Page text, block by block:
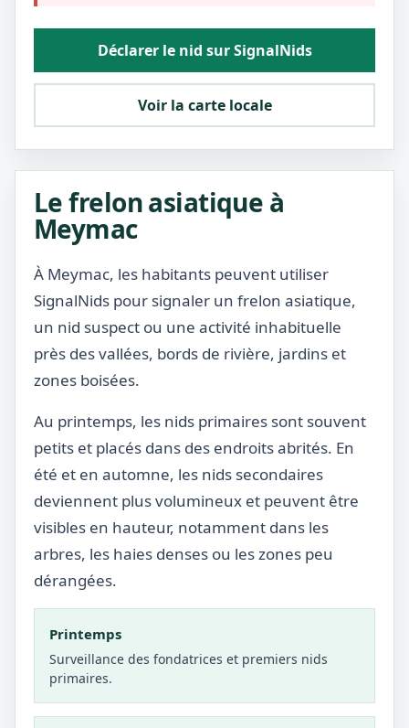
Déclarer le nid sur SignalNids
Voir la carte locale
Le frelon asiatique à
Meymac
À Meymac, les habitants peuvent utiliser
SignalNids pour signaler un frelon asiatique,
un nid suspect ou une activité inhabituelle
près des vallées, bords de rivière, jardins et
zones boisées.
Au printemps, les nids primaires sont souvent
petits et placés dans des endroits abrités. En
été et en automne, les nids secondaires
deviennent plus volumineux et peuvent être
visibles en hauteur, notamment dans les
arbres, les haies denses ou les zones peu
dérangées.
Printemps
Surveillance des fondatrices et premiers nids
primaires.